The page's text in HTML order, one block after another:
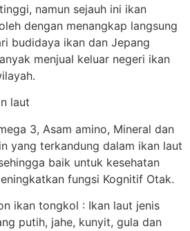
namun sejauh ini ikan
dengan menangkap langsung
budidaya ikan dan Jepang
menjual keluar negeri ikan
laut
3, Asam amino, Mineral dan
yang terkandung dalam ikan laut
baik untuk kesehatan
fungsi Kognitif Otak.
ikan tongkol : Ikan laut jenis
putih, jahe, kunyit, gula dan